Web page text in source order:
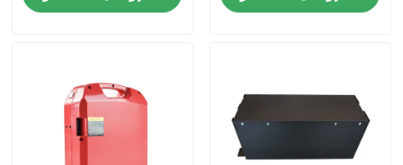
معلومات عنا